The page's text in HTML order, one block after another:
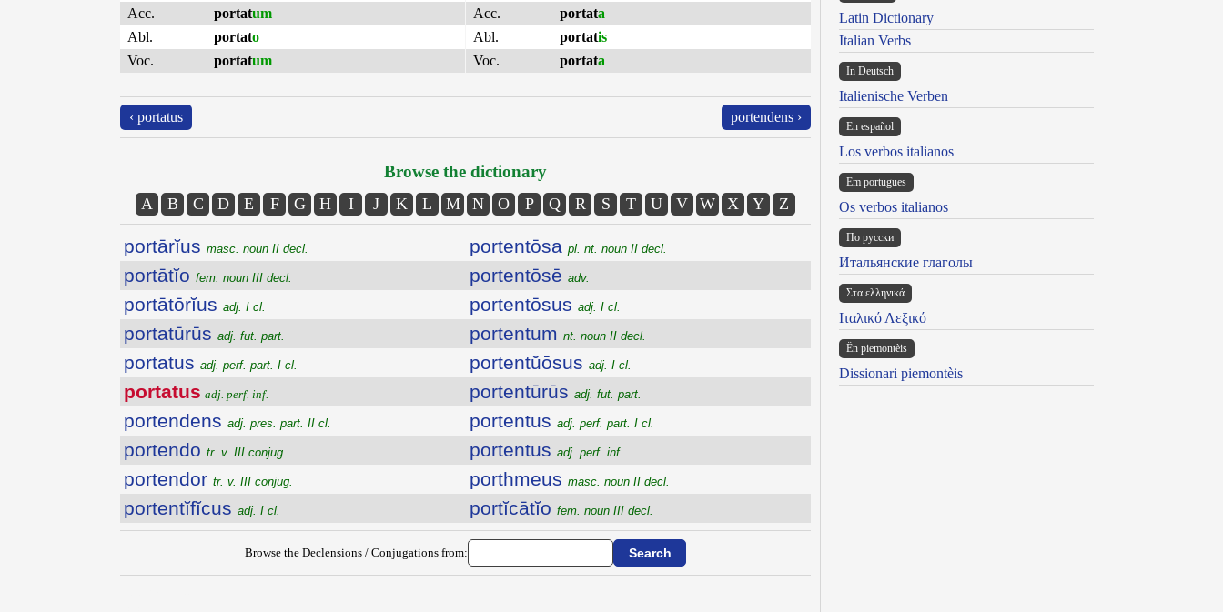
Acc.
portatum
Abl.
portato
Voc.
portatum
Acc.
portata
Abl.
portatis
Voc.
portata
‹ portatus portendens ›
Browse the dictionary
A B C D E F G H I J K L M N O P Q R S T U V W X Y Z
portārĭus masc. noun II decl.
portātĭo fem. noun III decl.
portātōrĭus adj. I cl.
portatūrūs adj. fut. part.
portatus adj. perf. part. I cl.
portatus adj. perf. inf.
portendens adj. pres. part. II cl.
portendo tr. v. III conjug.
portendor tr. v. III conjug.
portentĭfĭcus adj. I cl.
portentōsa pl. nt. noun II decl.
portentōsē adv.
portentōsus adj. I cl.
portentum nt. noun II decl.
portentŭōsus adj. I cl.
portentūrūs adj. fut. part.
portentus adj. perf. part. I cl.
portentus adj. perf. inf.
porthmeus masc. noun II decl.
portĭcātĭo fem. noun III decl.
Browse the Declensions / Conjugations from:
Latin Dictionary
Italian Verbs
In Deutsch
Italienische Verben
En español
Los verbos italianos
Em portugues
Os verbos italianos
По русски
Итальянские глаголы
Στα ελληνικά
Ιταλικό Λεξικό
Ën piemontèis
Dissionari piemontèis